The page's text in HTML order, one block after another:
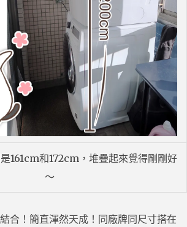
161cm和172cm，堆疊起來覺得剛剛好
～
合！簡直渾然天成！同廠牌同尺寸搭在